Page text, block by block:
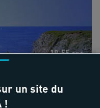
18-55 ans
Bretonnes - Bretagne
un site du
!